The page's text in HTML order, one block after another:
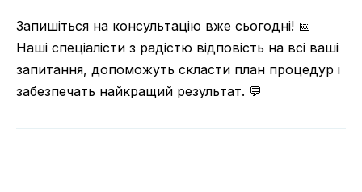
Запишіться на консультацію вже сьогодні! 📅
Наші спеціалісти з радістю відповість на всі ваші
запитання, допоможуть скласти план процедур і
забезпечать найкращий результат. 💬